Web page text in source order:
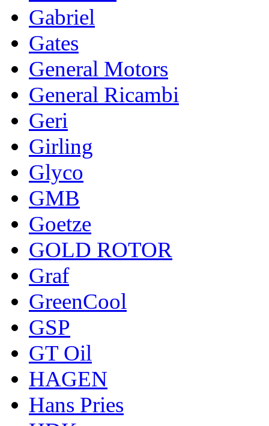
Gabriel
Gates
General Motors
General Ricambi
Geri
Girling
Glyco
GMB
Goetze
GOLD ROTOR
Graf
GreenCool
GSP
GT Oil
HAGEN
Hans Pries